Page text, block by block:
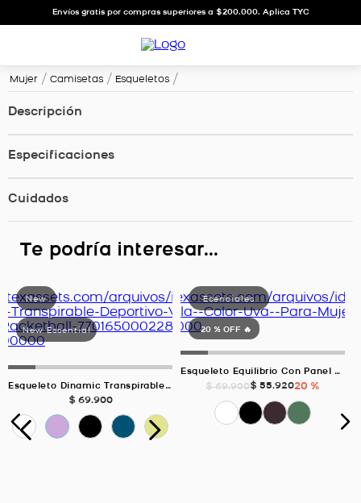
Envíos gratis por compras superiores a $200.000. Aplica TYC
Mujer Camisetas Esqueletos
Descripción
Especificaciones
Cuidados
Te podría interesar...
Esqueleto Dinamic Transpirable Deportivo, Color VERDE MUSGO Para Mujer
$ 69.900
20 % OFF 🔥
Esqueleto Equilibrio Con Panel En Malla, Color Uva Para Mujer
$ 69.900$ 55.92020 %